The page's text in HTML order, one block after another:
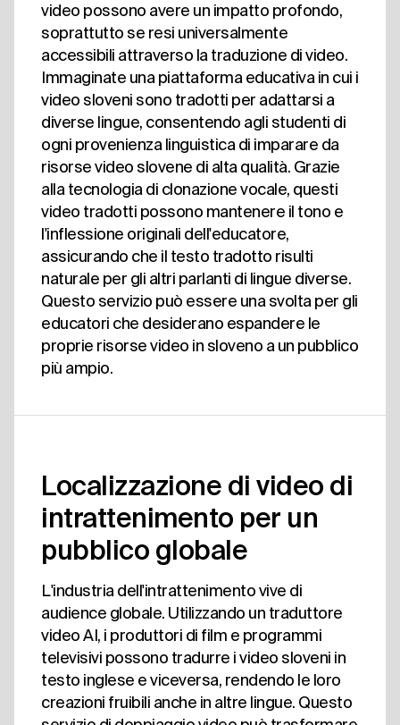
video possono avere un impatto profondo,
soprattutto se resi universalmente
accessibili attraverso la traduzione di video.
Immaginate una piattaforma educativa in cui i
video sloveni sono tradotti per adattarsi a
diverse lingue, consentendo agli studenti di
ogni provenienza linguistica di imparare da
risorse video slovene di alta qualità. Grazie
alla tecnologia di clonazione vocale, questi
video tradotti possono mantenere il tono e
l'inflessione originali dell'educatore,
assicurando che il testo tradotto risulti
naturale per gli altri parlanti di lingue diverse.
Questo servizio può essere una svolta per gli
educatori che desiderano espandere le
proprie risorse video in sloveno a un pubblico
più ampio.
Localizzazione di video di
intrattenimento per un
pubblico globale
L'industria dell'intrattenimento vive di
audience globale. Utilizzando un traduttore
video AI, i produttori di film e programmi
televisivi possono tradurre i video sloveni in
testo inglese e viceversa, rendendo le loro
creazioni fruibili anche in altre lingue. Questo